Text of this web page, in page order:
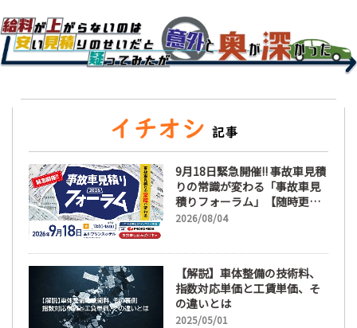
9月18日緊急開催!! 事故車見積
りの常識が変わる「事故車見
積りフォーラム」【随時更
新】
2026/08/04
【解説】車体整備の技術料、
指数対応単価と工賃単価、そ
の違いとは
2025/05/01